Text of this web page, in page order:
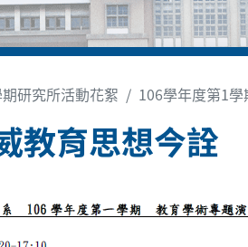
研究所活動花絮 106學年度第1
教育思想今詮